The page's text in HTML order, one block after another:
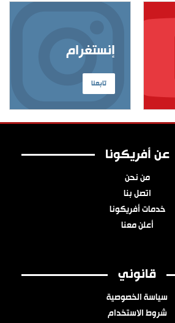
إنستغرام
تابعنا
عن أفريكونا
من نحن
اتصل بنا
خدمات أفريكونا
أعلن معنا
قانوني
سياسة الخصوصية
شروط الاستخدام